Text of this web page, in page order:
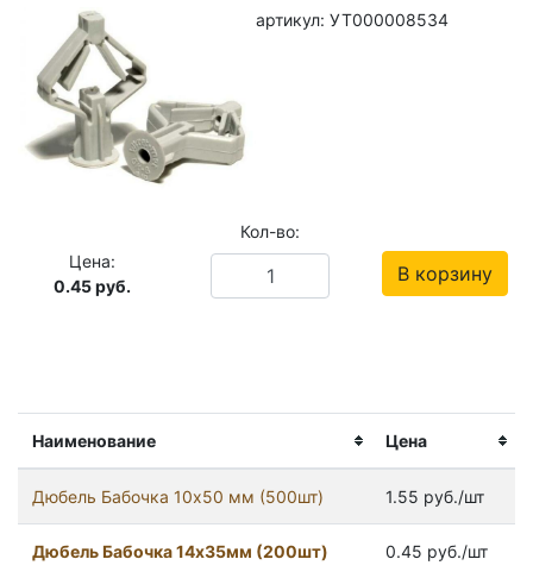
Наименование Цена
Дюбель Бабочка 10х50 мм (500шт) 1.55 руб./шт
Дюбель Бабочка 14х35мм (200шт) 0.45 руб./шт
артикул: УТ000008534
Цена:
0.45руб.
Кол-во:
В корзину